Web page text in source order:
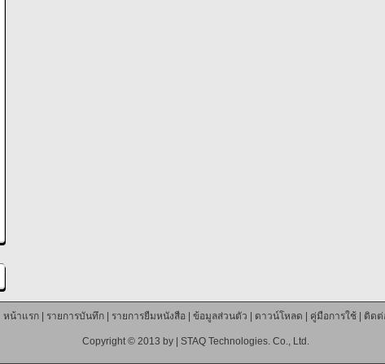
หน้าแรก| รายการบันทึก| รายการยืมหนังสือ ข้อมูลส่วนตัว ดาวน์โหลด คู่มือการใช้| ติดต่
Copyright © 2013 by | STAQ Technologies. Co., Ltd.